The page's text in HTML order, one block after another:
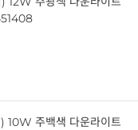
10W 주백색 다운라이트